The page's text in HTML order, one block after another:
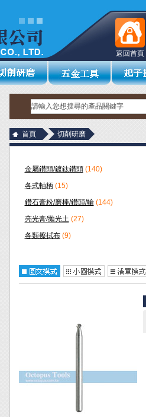
返回首頁
首頁 切削研磨
金屬鑽頭/鍍鈦鑽頭 (140)
各式軸柄 (15)
鑽石膏粉/磨棒/鑽頭/輪 (144)
亮光膏/拋光土 (27)
各類擦拭布 (9)